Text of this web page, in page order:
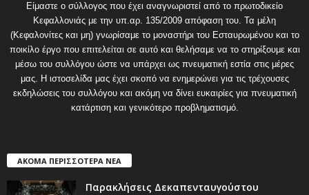
Είμαστε ο σύλλογος που έχει αναγνωριστεί από το πρωτοδικείο
Κεφαλλονιάς με την υπ.αρ. 135/2009 απόφαση του. Τα μέλη
(Κεφαλονίτες και μη) γνωρίσαμε το μοναστήρι του Εσταυρωμένου και το
ποικίλο έργο που επιτελείται σε αυτό και θελήσαμε να το στηρίξουμε και
μέσω του συλλόγου ώστε να υπάρχει ως πνευματική εστία στις μέρες
μας. Η ιστοσελίδα μας έχει σκοπό να ενημερώνει για τις τρέχουσες
εκδηλώσεις του συλλόγου και ακόμη να δίνει ευκαιρίες για πνευματική
κατάρτιση και γενικότερο προβληματισμό.
ΑΚΟΜΑ ΠΕΡΙΣΣΟΤΕΡΑ ΝΕΑ
Παρακλήσεις Δεκαπενταυγούστου